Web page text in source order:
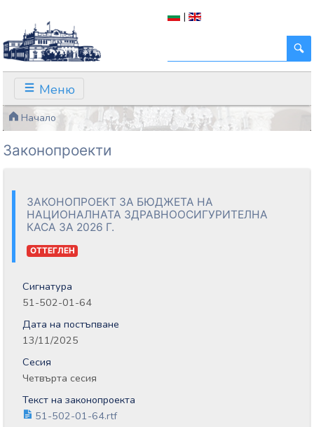
|
Меню
Начало
Законопроекти
ЗАКОНОПРОЕКТ ЗА БЮДЖЕТА НА
НАЦИОНАЛНАТА ЗДРАВНООСИГУРИТЕЛНА
КАСА ЗА 2026 Г.
ОТТЕГЛЕН
Сигнатура
51-502-01-64
Дата на постъпване
13/11/2025
Сесия
Четвърта сесия
Текст на законопроекта
51-502-01-64.rtf